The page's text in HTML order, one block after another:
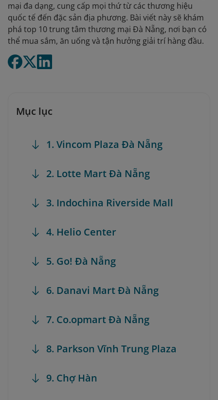
mại đa dạng, cung cấp mọi thứ từ các thương hiệu
quốc tế đến đặc sản địa phương. Bài viết này sẽ khám
phá top 10 trung tâm thương mại Đà Nẵng, nơi bạn có
thể mua sắm, ăn uống và tận hưởng giải trí hàng đầu.
Mục lục
1. Vincom Plaza Đà Nẵng
2. Lotte Mart Đà Nẵng
3. Indochina Riverside Mall
4. Helio Center
5. Go! Đà Nẵng
6. Danavi Mart Đà Nẵng
7. Co.opmart Đà Nẵng
8. Parkson Vĩnh Trung Plaza
9. Chợ Hàn